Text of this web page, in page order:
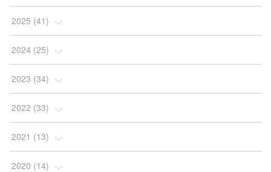
(2)
(4)
(2)
(3)
( 4)
2025 (41)
(5)
(4)
(4)
(7)
( 4)
2024 (25)
(1)
(2)
(2)
( 2)
2023 (34)
(3)
(4)
( 7)
2022 (33)
(3)
(10
2021 (13)
(1)
2020 (14)